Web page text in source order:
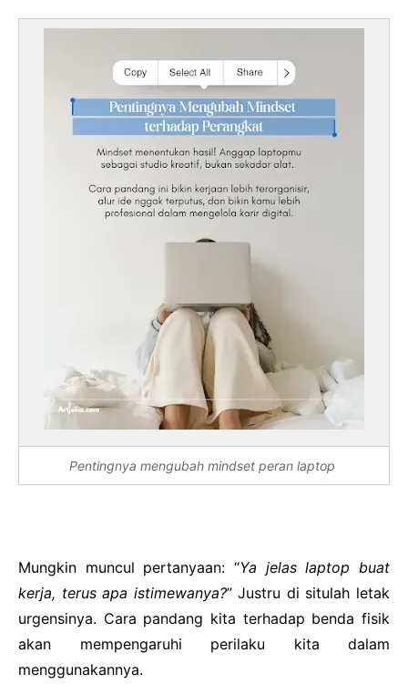
Pentingnya mengubah mindset peran laptop
Mungkin muncul pertanyaan: “Ya jelas laptop buat
kerja, terus apa istimewanya?” Justru di situlah letak
urgensinya. Cara pandang kita terhadap benda fisik
akan mempengaruhi perilaku kita dalam
menggunakannya.